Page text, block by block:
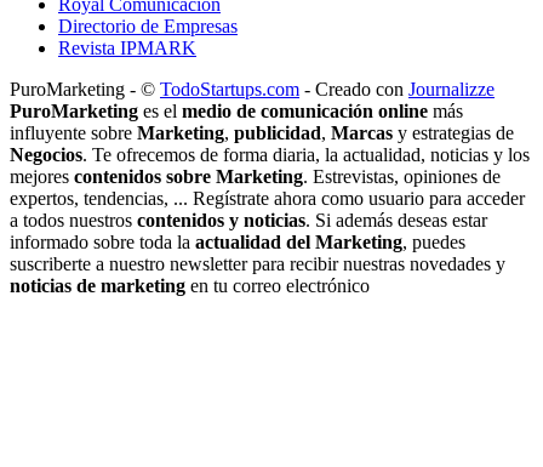
Royal Comunicación
Directorio de Empresas
Revista IPMARK
PuroMarketing - © TodoStartups.com - Creado con Journalizze
PuroMarketing es el medio de comunicación online más
influyente sobre Marketing, publicidad, Marcas y estrategias de
Negocios. Te ofrecemos de forma diaria, la actualidad, noticias y los
mejores contenidos sobre Marketing. Estrevistas, opiniones de
expertos, tendencias, ... Regístrate ahora como usuario para acceder
a todos nuestros contenidos y noticias. Si además deseas estar
informado sobre toda la actualidad del Marketing, puedes
suscriberte a nuestro newsletter para recibir nuestras novedades y
noticias de marketing en tu correo electrónico